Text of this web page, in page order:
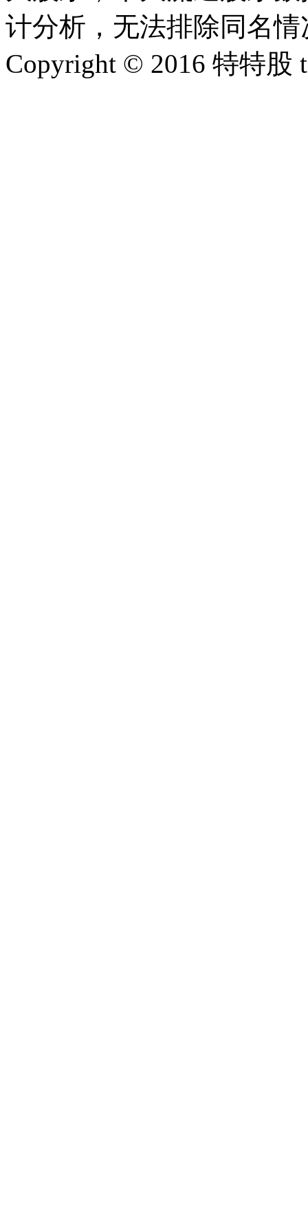
计分析，无法排除同名情
Copyright © 2016 特特股